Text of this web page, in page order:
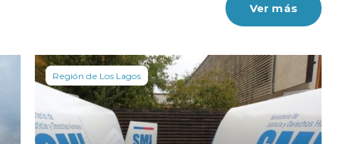
Ver más
Región de Los Lagos